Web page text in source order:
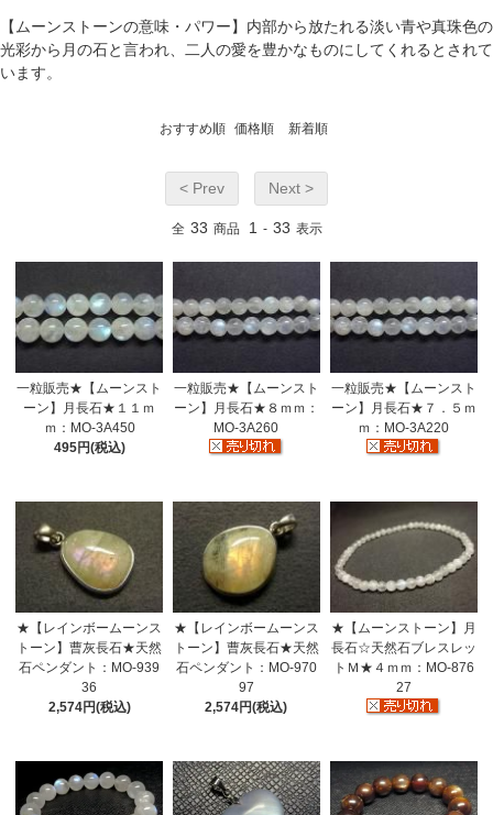
【ムーンストーンの意味・パワー】内部から放たれる淡い青や真珠色の
光彩から月の石と言われ、二人の愛を豊かなものにしてくれるとされて
います。
おすすめ順 価格順 新着順
< Prev Next >
全 33 商品 1 - 33 表示
一粒販売★【ムーンスト
ーン】月長石★１１ｍ
ｍ：MO-3A450
495円(税込)
一粒販売★【ムーンスト
ーン】月長石★８ｍｍ：
MO-3A260
一粒販売★【ムーンスト
ーン】月長石★７．５ｍ
ｍ：MO-3A220
★【レインボームーンス
トーン】曹灰長石★天然
石ペンダント：MO-939
36
2,574円(税込)
★【レインボームーンス
トーン】曹灰長石★天然
石ペンダント：MO-970
97
2,574円(税込)
★【ムーンストーン】月
長石☆天然石ブレスレッ
トＭ★４ｍｍ：MO-876
27